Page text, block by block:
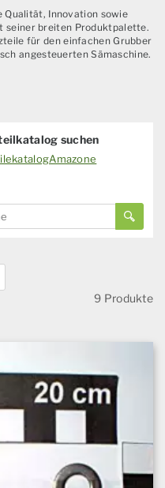
Innovation sowie
seiner breiten Produktpalette.
für den einfachen Grubber
angesteuerten Sämaschine.
suchen
9 Produkte